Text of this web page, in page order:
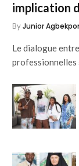
implication
ByJunior
Le dialogue
professionnelles